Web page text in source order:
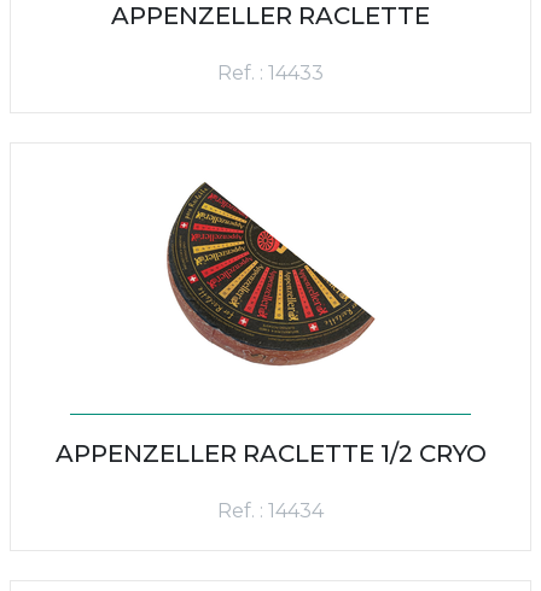
APPENZELLER RACLETTE
Ref. : 14433
APPENZELLER RACLETTE 1/2 CRYO
Ref. : 14434